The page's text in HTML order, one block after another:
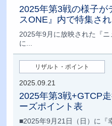
2025年第3戦の様子が
スONE』内で特集さ
2025年9月に放映された『ニ
に...
リザルト・ポイント
2025.09.21
2025年第3戦+GTCP
ーズポイント表
■2025年9月21日（日）に『